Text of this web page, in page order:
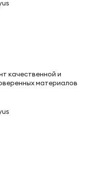
качественной и
материалов